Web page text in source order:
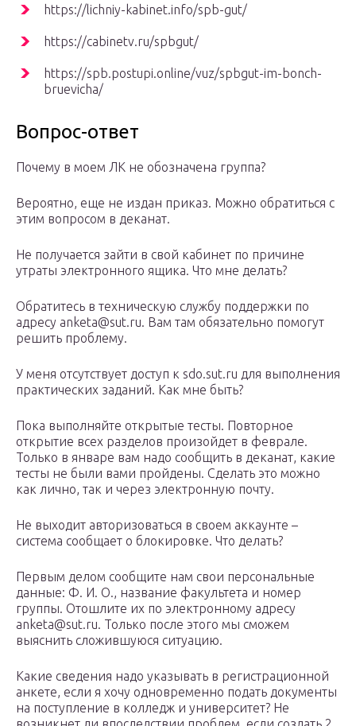
https://lichniy-kabinet.info/spb-gut/
https://cabinetv.ru/spbgut/
https://spb.postupi.online/vuz/spbgut-im-bonch-
bruevicha/
Вопрос-ответ
Почему в моем ЛК не обозначена группа?
Вероятно, еще не издан приказ. Можно обратиться с
этим вопросом в деканат.
Не получается зайти в свой кабинет по причине
утраты электронного ящика. Что мне делать?
Обратитесь в техническую службу поддержки по
адресу anketa@sut.ru. Вам там обязательно помогут
решить проблему.
У меня отсутствует доступ к sdo.sut.ru для выполнения
практических заданий. Как мне быть?
Пока выполняйте открытые тесты. Повторное
открытие всех разделов произойдет в феврале.
Только в январе вам надо сообщить в деканат, какие
тесты не были вами пройдены. Сделать это можно
как лично, так и через электронную почту.
Не выходит авторизоваться в своем аккаунте –
система сообщает о блокировке. Что делать?
Первым делом сообщите нам свои персональные
данные: Ф. И. О., название факультета и номер
группы. Отошлите их по электронному адресу
anketa@sut.ru. Только после этого мы сможем
выяснить сложившуюся ситуацию.
Какие сведения надо указывать в регистрационной
анкете, если я хочу одновременно подать документы
на поступление в колледж и университет? Не